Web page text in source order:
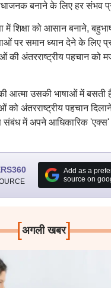
बनाने के लिए हर संभव
में शिक्षा को आसान बनाने,
पर समान ध्यान देने के लिए
की अंतरराष्ट्रीय पहचान को
आत्मा उसकी भाषाओं में बसती
को अंतरराष्ट्रीय पहचान
संबंध में अपने आधिकारिक
Add as a
source on
[अगली खबर]